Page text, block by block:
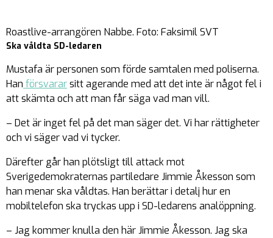
Roastlive-arrangören Nabbe. Foto: Faksimil SVT
Ska våldta SD-ledaren
Mustafa är personen som förde samtalen med poliserna.
Han försvararsitt agerande med att det inte är något fel i
att skämta och att man får säga vad man vill.
– Det är inget fel på det man säger det. Vi har rättigheter
och vi säger vad vi tycker.
Därefter går han plötsligt till attack mot
Sverigedemokraternas partiledare Jimmie Åkesson som
han menar ska våldtas. Han berättar i detalj hur en
mobiltelefon ska tryckas upp i SD-ledarens analöppning.
– Jag kommer knulla den här Jimmie Åkesson. Jag ska